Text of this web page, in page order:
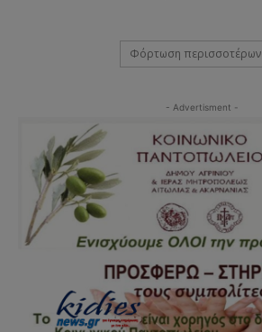
Φόρτωση περισσοτέρων
- Advertisment -